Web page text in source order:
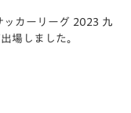
ッカーリーグ 2023 九
場しました。